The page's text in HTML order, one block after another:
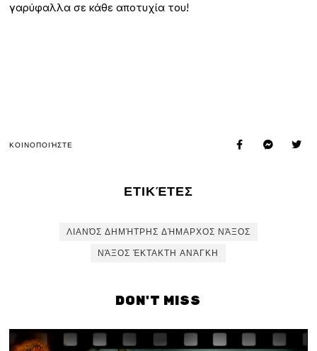
γαρύφαλλα σε κάθε αποτυχία του!
ΚΟΙΝΟΠΟΙΉΣΤΕ
ΕΤΙΚΈΤΕΣ
ΛΙΑΝΌΣ ΔΗΜΉΤΡΗΣ ΔΉΜΑΡΧΟΣ ΝΆΞΟΣ
ΝΆΞΟΣ ΈΚΤΑΚΤΗ ΑΝΆΓΚΗ
DON'T MISS